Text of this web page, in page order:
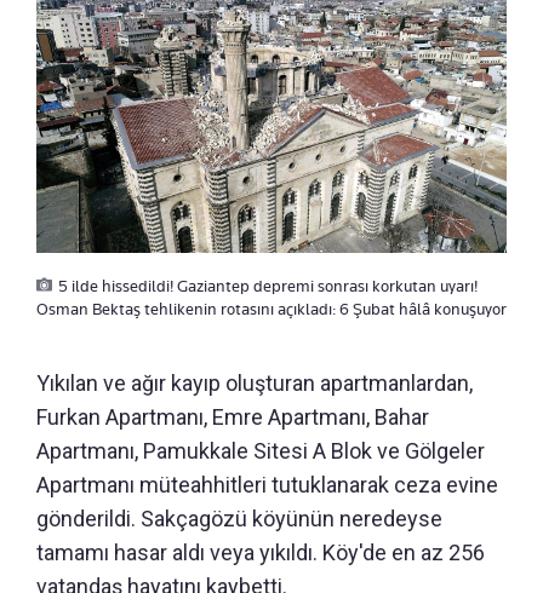
5 ilde hissedildi! Gaziantep depremi sonrası korkutan uyarı!
Osman Bektaş tehlikenin rotasını açıkladı: 6 Şubat hâlâ konuşuyor
Yıkılan ve ağır kayıp oluşturan apartmanlardan,
Furkan Apartmanı, Emre Apartmanı, Bahar
Apartmanı, Pamukkale Sitesi A Blok ve Gölgeler
Apartmanı müteahhitleri tutuklanarak ceza evine
gönderildi. Sakçagözü köyünün neredeyse
tamamı hasar aldı veya yıkıldı. Köy'de en az 256
vatandaş hayatını kaybetti.